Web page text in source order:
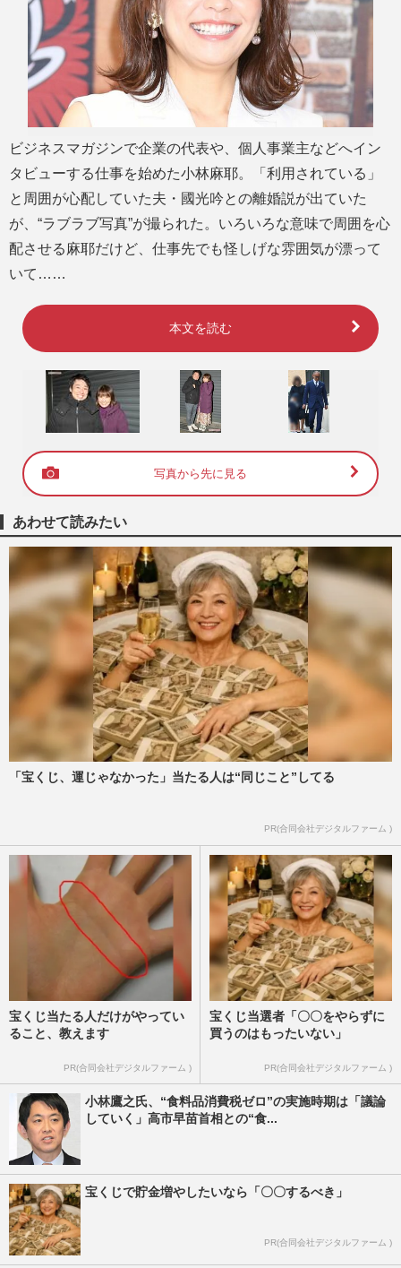
ビジネスマガジンで企業の代表や、個人事業主などへイン
タビューする仕事を始めた小林麻耶。「利用されている」
と周囲が心配していた夫・國光吟との離婚説が出ていた
が、“ラブラブ写真”が撮られた。いろいろな意味で周囲を心
配させる麻耶だけど、仕事先でも怪しげな雰囲気が漂って
いて……
本文を読む
写真から先に見る
あわせて読みたい
「宝くじ、運じゃなかった」当たる人は“同じこと”してる
PR(合同会社デジタルファーム )
宝くじ当たる人だけがやってい
ること、教えます
PR(合同会社デジタルファーム )
宝くじ当選者「〇〇をやらずに
買うのはもったいない」
PR(合同会社デジタルファーム )
小林鷹之氏、“食料品消費税ゼロ”の実施時期は「議論
していく」高市早苗首相との“食...
宝くじで貯金増やしたいなら「〇〇するべき」
PR(合同会社デジタルファーム )